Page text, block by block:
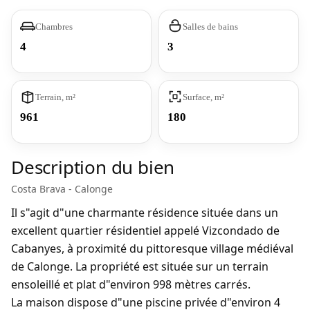
Chambres
4
Salles de bains
3
Terrain, m²
961
Surface, m²
180
Description du bien
Costa Brava - Calonge
Il s"agit d"une charmante résidence située dans un
excellent quartier résidentiel appelé Vizcondado de
Cabanyes, à proximité du pittoresque village médiéval
de Calonge. La propriété est située sur un terrain
ensoleillé et plat d"environ 998 mètres carrés.
La maison dispose d"une piscine privée d"environ 4